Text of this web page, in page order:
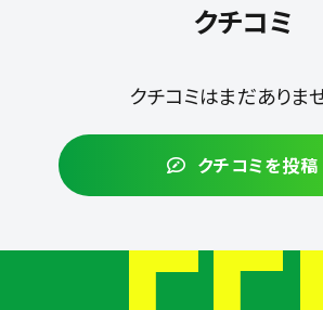
クチコミ
クチコミはまだありま
クチコミを投稿